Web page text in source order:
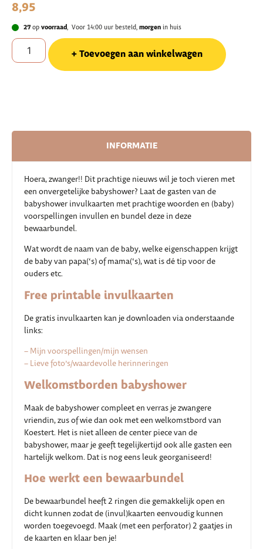
8,95
27op voorraad, Voor 14:00 uur besteld, morgen in huis
Toevoegen aan winkelwagen
INFORMATIE
Hoera, zwanger!! Dit prachtige nieuws wil je toch vieren met
een onvergetelijke babyshower? Laat de gasten van de
babyshower invulkaarten met prachtige woorden en (baby)
voorspellingen invullen en bundel deze in deze
bewaarbundel.
Wat wordt de naam van de baby, welke eigenschappen krijgt
de baby van papa(‘s) of mama(‘s), wat is dé tip voor de
ouders etc.
Free printable invulkaarten
De gratis invulkaarten kan je downloaden via onderstaande
links:
– Mijn voorspellingen/mijn wensen
– Lieve foto’s/waardevolle herinneringen
Welkomstborden babyshower
Maak de babyshower compleet en verras je zwangere
vriendin, zus of wie dan ook met een welkomstbord van
Koestert. Het is niet alleen de center piece van de
babyshower, maar je geeft tegelijkertijd ook alle gasten een
hartelijk welkom. Dat is nog eens leuk georganiseerd!
Hoe werkt een bewaarbundel
De bewaarbundel heeft 2 ringen die gemakkelijk open en
dicht kunnen zodat de (invul)kaarten eenvoudig kunnen
worden toegevoegd. Maak (met een perforator) 2 gaatjes in
de kaarten en klaar ben je!